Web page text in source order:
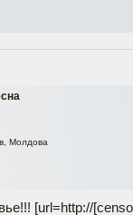
Молдова
[url=http://